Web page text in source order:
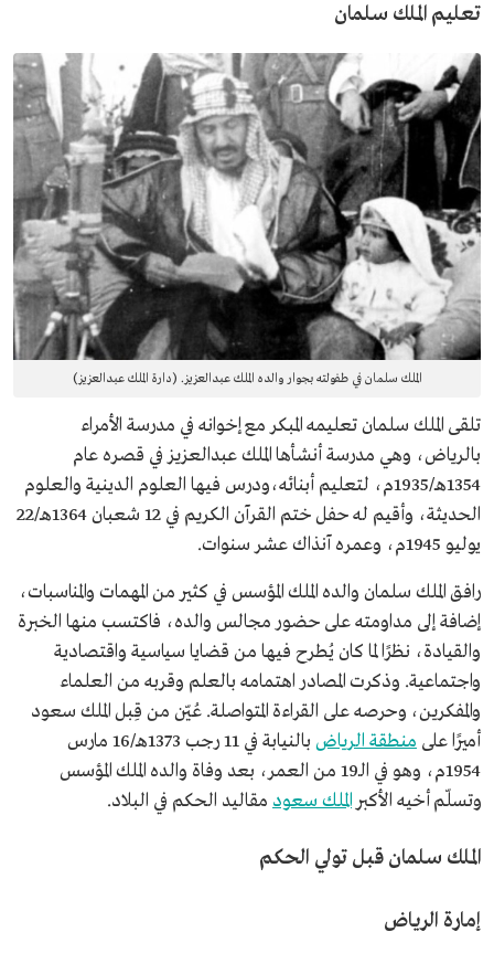
تعليم الملك سلمان
الملك سلمان في طفولته بجوار والده الملك عبدالعزيز. (دارة الملك عبدالعزيز)
تلقى الملك سلمان تعليمه المبكر مع إخوانه في مدرسة الأمراء
بالرياض، وهي مدرسة أنشأها الملك عبدالعزيز في قصره عام
1354هـ/1935م، لتعليم أبنائه،ودرس فيها العلوم الدينية والعلوم
الحديثة، وأقيم له حفل ختم القرآن الكريم في 12 شعبان 1364هـ/22
يوليو 1945م، وعمره آنذاك عشر سنوات.
رافق الملك سلمان والده الملك المؤسس في كثير من المهمات والمناسبات،
إضافة إلى مداومته على حضور مجالس والده، فاكتسب منها الخبرة
والقيادة، نظرًا لما كان يُطرح فيها من قضايا سياسية واقتصادية
واجتماعية. وذكرت المصادر اهتمامه بالعلم وقربه من العلماء
والمفكرين، وحرصه على القراءة المتواصلة. عُيّن من قِبل الملك سعود
أميرًا على منطقة الرياض
بالنيابة في 11 رجب 1373هـ/16 مارس
1954م، وهو في الـ19 من العمر، بعد وفاة والده الملك المؤسس
وتسلّم أخيه الأكبرالملك سعود مقاليد الحكم في البلاد.
الملك سلمان قبل تولي الحكم
إمارة الرياض